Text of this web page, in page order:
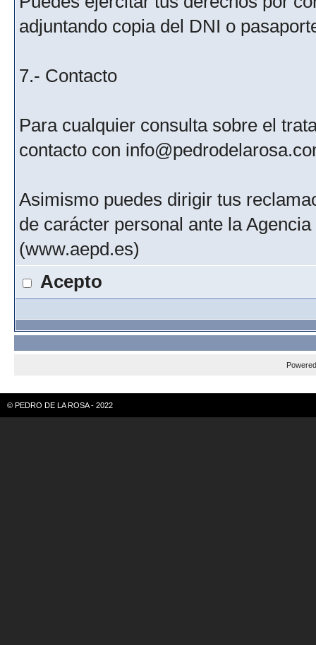
adjuntando copia del DNI o
7.- Contacto
Para cualquier consulta sobre el
contacto con
Asimismo puedes dirigir tus
de carácter personal ante la
(www.aepd.es)
Acepto
© PEDRO DE LA ROSA - 2022